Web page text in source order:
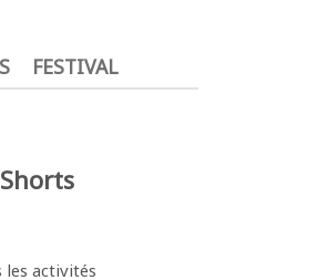
FESTIVAL
activités